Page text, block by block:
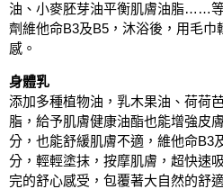
油、小麥胚芽油平衡肌膚油脂……
劑維他命B3及B5，沐浴後，用毛
感。
身體乳
添加多種植物油，乳木果油、荷荷
脂，給予肌膚健康油酯也能增強皮
分，也能舒緩肌膚不適，維他命B3
分，輕輕塗抹，按摩肌膚，超快速
完的舒心感受，包覆著大自然的舒